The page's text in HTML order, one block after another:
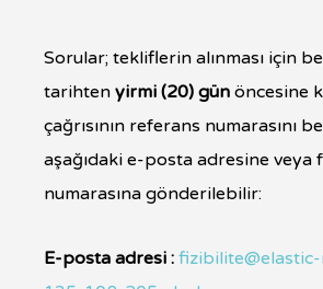
Sorular; tekliflerin alınması için
tarihtenyirmi (20) günöncesine
çağrısının referans numarasını
aşağıdaki e-posta adresine veya
numarasına gönderilebilir:
E-posta adresi :